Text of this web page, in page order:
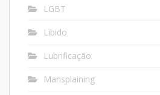
LGBT
Libido
Lubrificação
Mansplaining